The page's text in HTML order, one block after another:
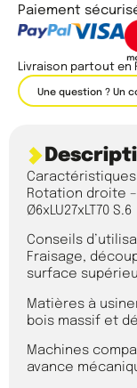
Paiement
Livraison partout en
Une question ? Un
Rotation droite
Ø6xLU27xLT70 S.6
Conseils
Fraisage,
surface
Matières à
bois massif et
Machines
avance